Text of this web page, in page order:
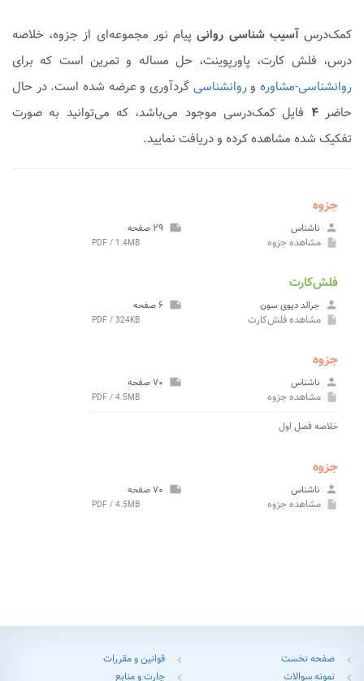
کمک‌درسآسیب شناسی روانیپیام نور مجموعه‌ای از جزوه، خلاصه
درس، فلش کارت، پاورپوینت، حل مساله و تمرین است که برای
روانشناسی-مشاورهوروانشناسی گردآوری و عرضه شده است. در حال
حاضر۴ فایل کمک‌درسی موجود می‌باشد، که می‌توانید به صورت
تفکیک شده مشاهده کرده و دریافت نمایید.
جزوه
person ناشناس note ۲۹ صفحه
insert_drive_file مشاهدهجزوه PDF / 1.4MB
فلش‌کارت
person جرالد دیوی سون note ۶ صفحه
insert_drive_file مشاهدهفلش‌کارت PDF / 324KB
جزوه
person ناشناس note ۷۰ صفحه
insert_drive_file مشاهدهجزوه PDF / 4.5MB
خلاصه فصل اول
جزوه
person ناشناس note ۷۰ صفحه
insert_drive_file مشاهدهجزوه PDF / 4.5MB
chevron_left صفحه نخست chevron_left قوانین و مقررات
chevron_left نمونه سوالات chevron_left چارت و منابع